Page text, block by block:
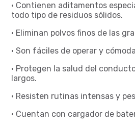
• Contienen aditamentos
todo tipo de residuos sólidos.
• Eliminan polvos finos de las
• Son fáciles de operar y
• Protegen la salud del
largos.
• Resisten rutinas intensas y
• Cuentan con cargador de